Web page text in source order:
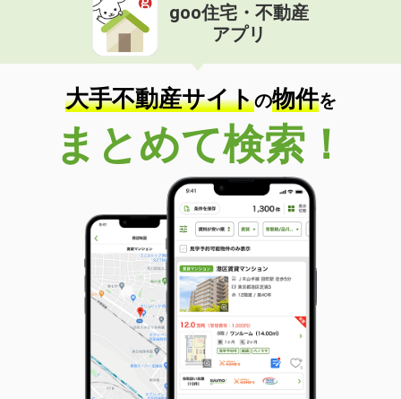
goo住宅・不動産
アプリ
大手不動産サイトの物件を
まとめて検索！